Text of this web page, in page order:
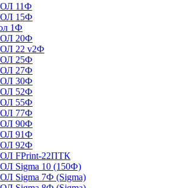
11Ф
15Ф
1Ф
20Ф
22 v2Ф
25Ф
27Ф
30Ф
52Ф
55Ф
77Ф
90Ф
91Ф
92Ф
FPrint-22ПТК
Sigma 10 (150Ф)
Sigma 7Ф (Sigma)